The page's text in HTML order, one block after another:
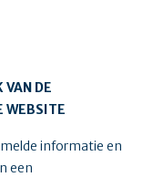
VAN DE
WEBSITE
informatie en
een